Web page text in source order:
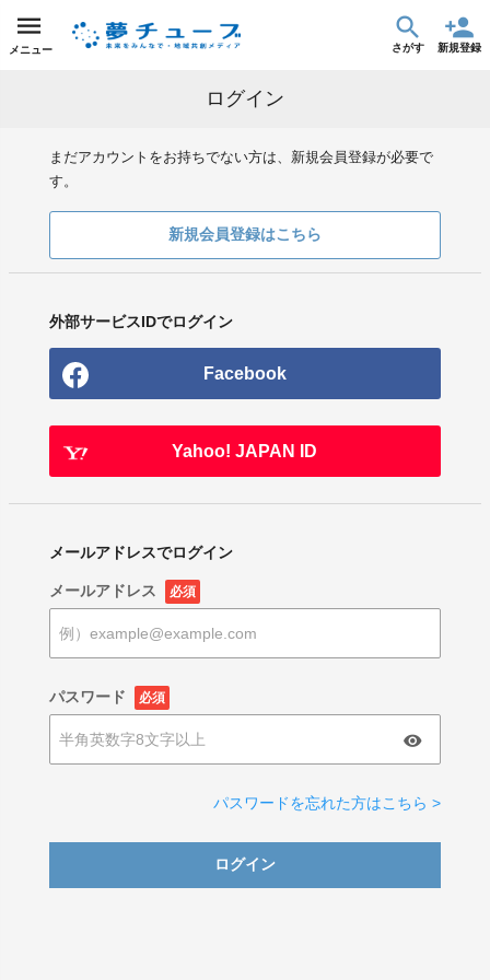
メニュー さがす 新規登録
ログイン
まだアカウントをお持ちでない方は、新規会員登録が必要で
す。
新規会員登録はこちら
外部サービスIDでログイン
Facebook
Yahoo! JAPAN ID
メールアドレスでログイン
メールアドレス 必須
パスワード 必須
パスワードを忘れた方はこちら >
ログイン